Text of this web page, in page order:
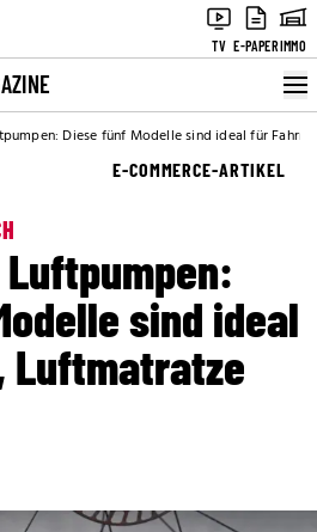
TV E-PAPERIMMO
Diese fünf Modelle sind ideal für
E-COMMERCE-ARTIKEL
sind ideal
Luftmatratze